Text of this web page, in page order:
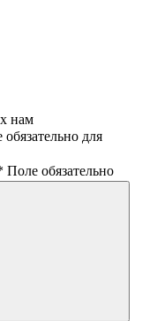
нам
для
Поле обязательно